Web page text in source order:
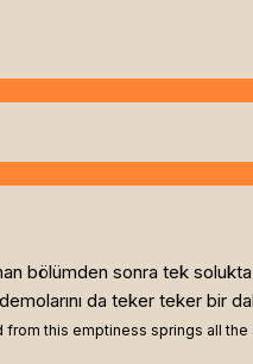
bölümden sonra tek
da teker teker bir
this emptiness springs all